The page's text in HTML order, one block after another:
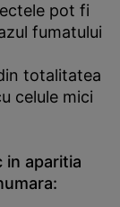
pot fi
fumatului
totalitatea
celule mici
aparitia